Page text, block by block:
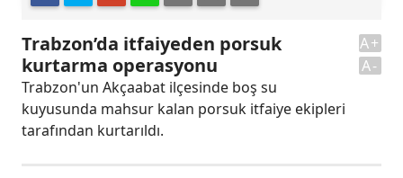
Trabzon’da itfaiyeden porsuk
kurtarma operasyonu
Trabzon'un Akçaabat ilçesinde boş su
kuyusunda mahsur kalan porsuk itfaiye ekipleri
tarafından kurtarıldı.
A+
A-